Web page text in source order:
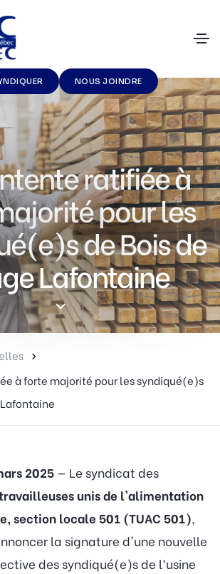
NOUS JOINDRE
ratifiée à
pour les
de Bois de
Lafontaine
à forte majorité pour les syndiqué(e)s
2025 — Le syndicat des
unis de l'alimentation
section locale 501 (TUAC 501),
la signature d'une nouvelle
des syndiqué(e)s de l’usine